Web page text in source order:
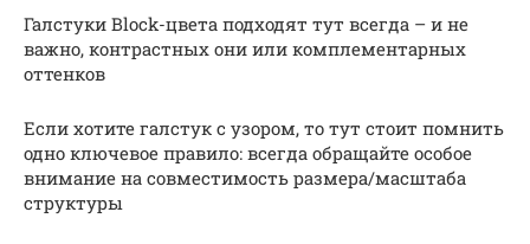
Галстуки Block-цвета подходят тут всегда – и не
важно, контрастных они или комплементарных
оттенков
Если хотите галстук с узором, то тут стоит помнить
одно ключевое правило: всегда обращайте особое
внимание на совместимость размера/масштаба
структуры